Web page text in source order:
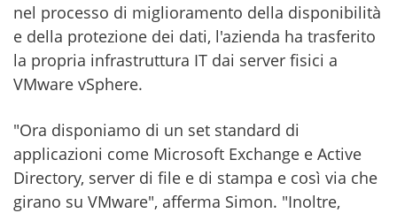
nel processo di miglioramento della disponibilità
e della protezione dei dati, l'azienda ha trasferito
la propria infrastruttura IT dai server fisici a
VMware vSphere.
"Ora disponiamo di un set standard di
applicazioni come Microsoft Exchange e Active
Directory, server di file e di stampa e così via che
girano su VMware", afferma Simon. "Inoltre,